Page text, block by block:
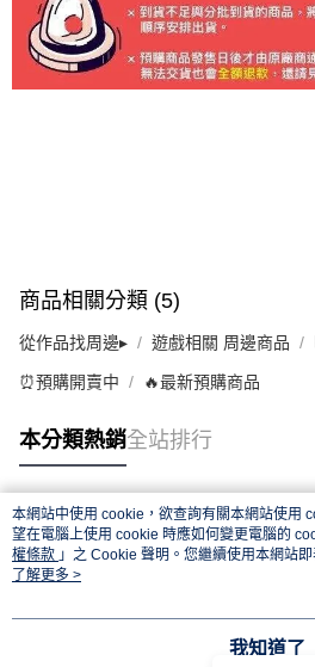
商品相關分類 (5)
從作品找周邊▸ 遊戲相關 周邊商品
⏰預購開賣中 🔥最新預購商品
本分類熱銷全站排行
熱門標籤
本網站中使用 cookie，欲查詢有關本網站使用
望在電腦上使用 cookie 時應如何變更電腦的
權條款 」之 Cookie 聲明。您繼續使用本網站
用條款之 Cookie 聲明使用 cookie。
了解更多 >
我知道了